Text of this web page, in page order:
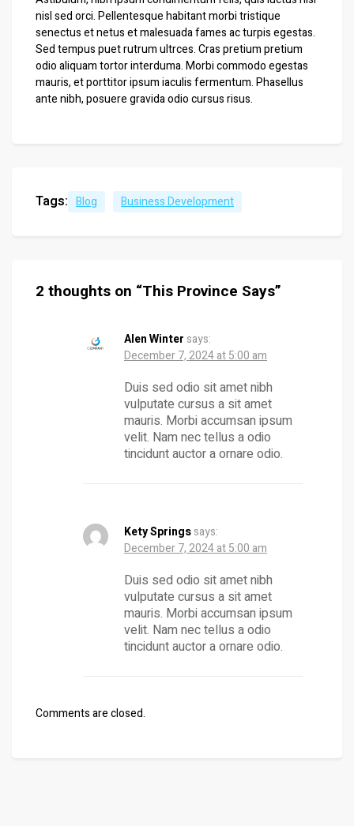
nisl sed orci. Pellentesque habitant morbi tristique
senectus et netus et malesuada fames ac turpis egestas.
Sed tempus puet rutrum ultrces. Cras pretium pretium
odio aliquam tortor interduma. Morbi commodo egestas
mauris, et porttitor ipsum iaculis fermentum. Phasellus
ante nibh, posuere gravida odio cursus risus.
Tags: Blog Business Development
2 thoughts on “This Province Says”
Alen Winter says:
December 7, 2024 at 5:00 am
Duis sed odio sit amet nibh
vulputate cursus a sit amet
mauris. Morbi accumsan ipsum
velit. Nam nec tellus a odio
tincidunt auctor a ornare odio.
Kety Springssays:
December 7, 2024 at 5:00 am
Duis sed odio sit amet nibh
vulputate cursus a sit amet
mauris. Morbi accumsan ipsum
velit. Nam nec tellus a odio
tincidunt auctor a ornare odio.
Comments are closed.